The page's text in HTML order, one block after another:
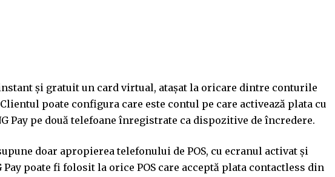
instant și gratuit un card virtual, atașat la oricare dintre conturile
poate configura care este contul pe care activează plata cu
Pay pe două telefoane înregistrate ca dispozitive de încredere.
doar apropierea telefonului de POS, cu ecranul activat și
Pay poate fi folosit la orice POS care acceptă plata contactless din